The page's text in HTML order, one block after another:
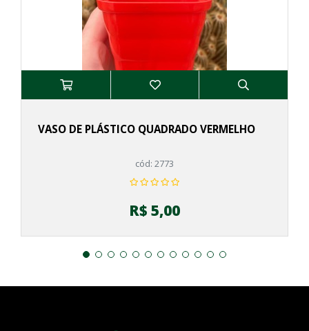
VASO DE PLÁSTICO QUADRADO VERMELHO
cód: 2773
R$ 5,00